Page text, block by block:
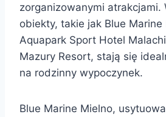
zorganizowanymi atrakcjami.
obiekty, takie jak Blue
Aquapark Sport Hotel
Mazury Resort, stają się
na rodzinny wypoczynek.
Blue Marine Mielno,